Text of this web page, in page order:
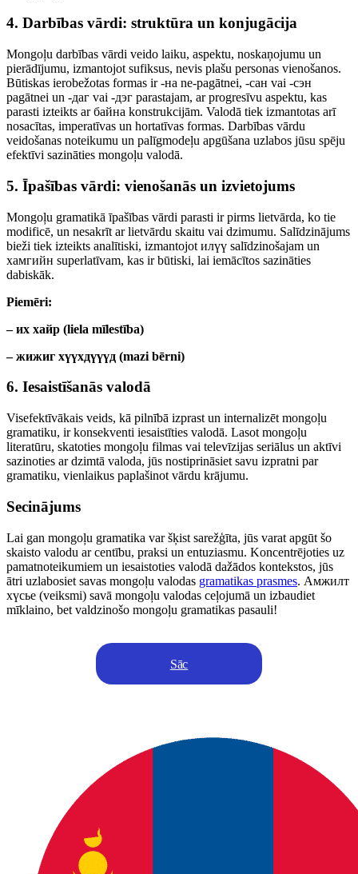
4. Darbības vārdi: struktūra un konjugācija
Mongoļu darbības vārdi veido laiku, aspektu, noskaņojumu un
pierādījumu, izmantojot sufiksus, nevis plašu personas vienošanos.
Būtiskas ierobežotas formas ir -на ne-pagātnei, -сан vai -сэн
pagātnei un -даг vai -дэг parastajam, ar progresīvu aspektu, kas
parasti izteikts ar байна konstrukcijām. Valodā tiek izmantotas arī
nosacītas, imperatīvas un hortatīvas formas. Darbības vārdu
veidošanas noteikumu un palīgmodeļu apgūšana uzlabos jūsu spēju
efektīvi sazināties mongoļu valodā.
5. Īpašības vārdi: vienošanās un izvietojums
Mongoļu gramatikā īpašības vārdi parasti ir pirms lietvārda, ko tie
modificē, un nesakrīt ar lietvārdu skaitu vai dzimumu. Salīdzinājums
bieži tiek izteikts analītiski, izmantojot илүү salīdzinošajam un
хамгийн superlatīvam, kas ir būtiski, lai iemācītos sazināties
dabiskāk.
Piemēri:
– их хайр (liela mīlestība)
– жижиг хүүхдүүүд (mazi bērni)
6. Iesaistīšanās valodā
Visefektīvākais veids, kā pilnībā izprast un internalizēt mongoļu
gramatiku, ir konsekventi iesaistīties valodā. Lasot mongoļu
literatūru, skatoties mongoļu filmas vai televīzijas seriālus un aktīvi
sazinoties ar dzimtā valoda, jūs nostiprināsiet savu izpratni par
gramatiku, vienlaikus paplašinot vārdu krājumu.
Secinājums
Lai gan mongoļu gramatika var šķist sarežģīta, jūs varat apgūt šo
skaisto valodu ar centību, praksi un entuziasmu. Koncentrējoties uz
pamatnoteikumiem un iesaistoties valodā dažādos kontekstos, jūs
ātri uzlabosiet savas mongoļu valodas gramatikas prasmes. Амжилт
хүсье (veiksmi) savā mongoļu valodas ceļojumā un izbaudiet
mīklaino, bet valdzinošo mongoļu gramatikas pasauli!
Sāc